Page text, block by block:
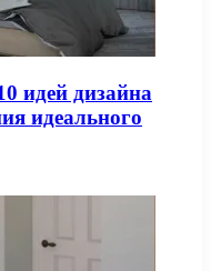
идей дизайна
идеального